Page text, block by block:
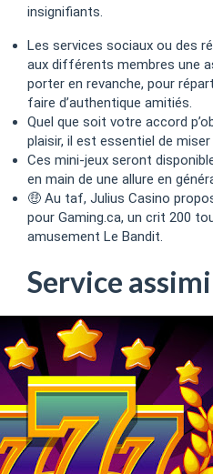
insignifiants.
Les services sociaux ou des
aux différents membres une
porter en revanche, pour
faire d’authentique amitiés.
Quel que soit votre accord
plaisir, il est essentiel de
Ces mini-jeux seront
en main de une allure en
🤑 Au taf, Julius Casino
pour Gaming.ca, un crit 200
amusement Le Bandit.
Service